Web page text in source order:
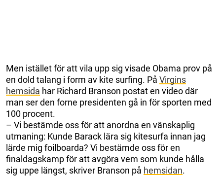
Men istället för att vila upp sig visade Obama prov på
en dold talang i form av kite surfing. På Virgins
hemsida har Richard Branson postat en video där
man ser den forne presidenten gå in för sporten med
100 procent.
– Vi bestämde oss för att anordna en vänskaplig
utmaning: Kunde Barack lära sig kitesurfa innan jag
lärde mig foilboarda? Vi bestämde oss för en
finaldagskamp för att avgöra vem som kunde hålla
sig uppe längst, skriver Branson på hemsidan.